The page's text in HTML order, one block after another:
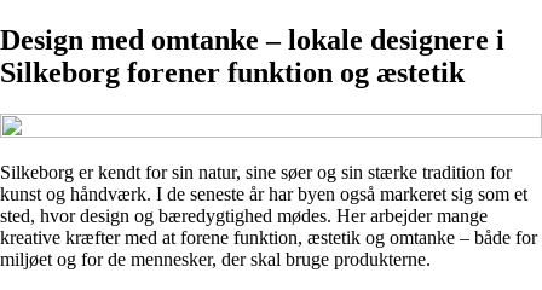
Design med omtanke – lokale designere i
Silkeborg forener funktion og æstetik
Silkeborg er kendt for sin natur, sine søer og sin stærke tradition for
kunst og håndværk. I de seneste år har byen også markeret sig som et
sted, hvor design og bæredygtighed mødes. Her arbejder mange
kreative kræfter med at forene funktion, æstetik og omtanke – både for
miljøet og for de mennesker, der skal bruge produkterne.